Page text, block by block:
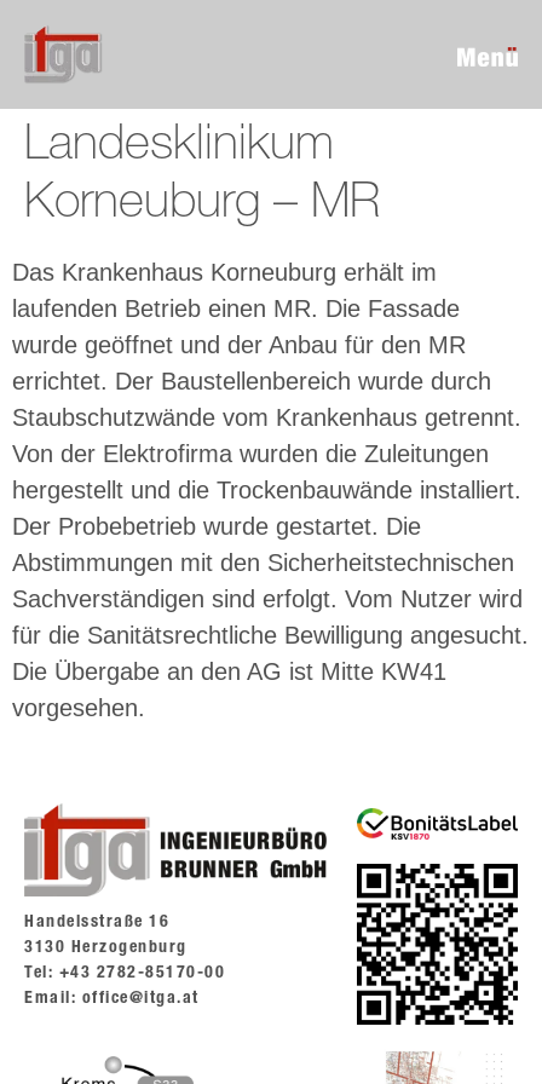
Landesklinikum
Korneuburg – MR
Das Krankenhaus Korneuburg erhält im
laufenden Betrieb einen MR. Die Fassade
wurde geöffnet und der Anbau für den MR
errichtet. Der Baustellenbereich wurde durch
Staubschutzwände vom Krankenhaus getrennt.
Von der Elektrofirma wurden die Zuleitungen
hergestellt und die Trockenbauwände installiert.
Der Probebetrieb wurde gestartet. Die
Abstimmungen mit den Sicherheitstechnischen
Sachverständigen sind erfolgt. Vom Nutzer wird
für die Sanitätsrechtliche Bewilligung angesucht.
Die Übergabe an den AG ist Mitte KW41
vorgesehen.
Handelsstraße 16
3130 Herzogenburg
Tel: +43 2782-85170-00
Email: office@itga.at